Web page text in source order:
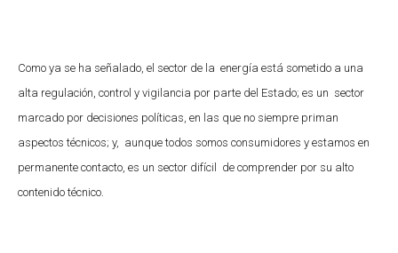
Como ya se ha señalado, el sector de la energía está sometido a una
alta regulación, control y vigilancia por parte del Estado; es un sector
marcado por decisiones políticas, en las que no siempre priman
aspectos técnicos; y, aunque todos somos consumidores y estamos en
permanente contacto, es un sector difícil de comprender por su alto
contenido técnico.